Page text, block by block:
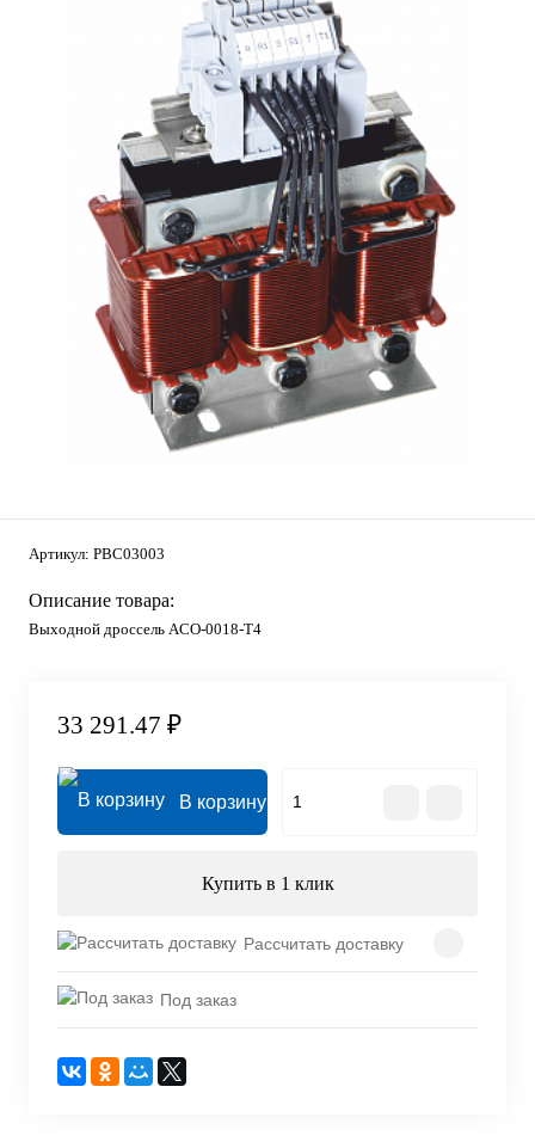
Артикул: PBC03003
Описание товара:
Выходной дроссель ACO-0018-T4
33 291.47 ₽
В корзину
Купить в 1 клик
Рассчитать доставку
Под заказ